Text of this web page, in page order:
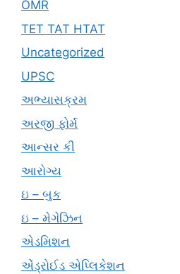
OMR
TET TAT HTAT
Uncategorized
UPSC
અભ્યાસક્રમ
અરજી ફોર્મ
આન્સર કી
આરોગ્ય
ઇ – બુક
ઇ – મેગેઝિન
એડમિશન
એંડ્રોઈડ એપ્લિકેશન